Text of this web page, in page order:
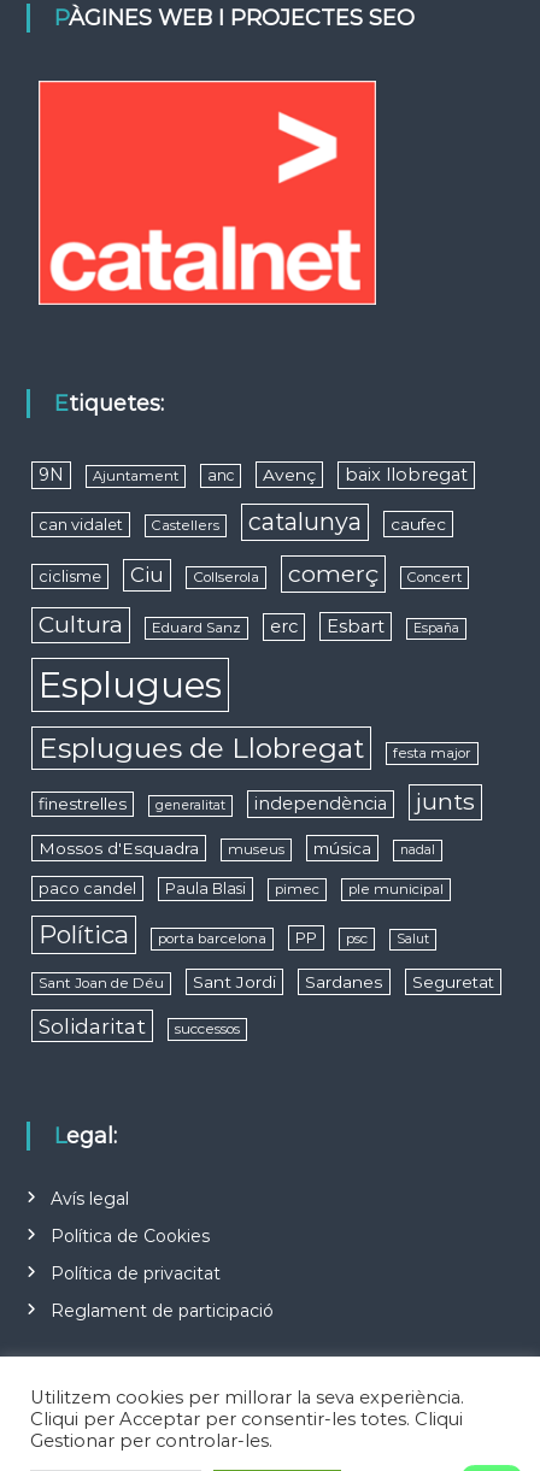
PÀGINES WEB I PROJECTES SEO
Etiquetes:
9N Ajuntament anc Avenç baix llobregat
can vidalet Castellers catalunya caufec
ciclisme Ciu Collserola comerç Concert
Cultura Eduard Sanz erc Esbart España
Esplugues
Esplugues de Llobregat festa major
finestrelles generalitat independència junts
Mossos d'Esquadra museus música nadal
paco candel Paula Blasi pimec ple municipal
Política porta barcelona PP psc Salut
Sant Joan de Déu Sant Jordi Sardanes Seguretat
Solidaritat successos
Legal:
Avís legal
Política de Cookies
Política de privacitat
Reglament de participació
Utilitzem cookies per millorar la seva experiència.
Cliqui per Acceptar per consentir-les totes. Cliqui
Gestionar per controlar-les.